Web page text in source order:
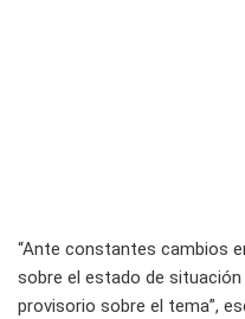
“Ante constantes cambios
sobre el estado de situación
provisorio sobre el tema”,